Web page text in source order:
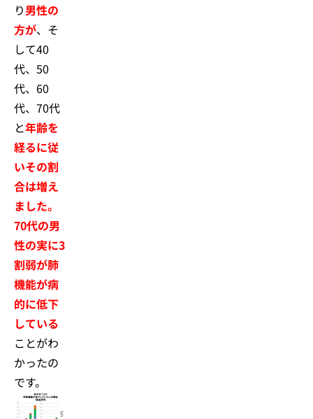
り男性の
方が、そ
して40
代、50
代、60
代、70代
と年齢を
経るに従
いその割
合は増え
ました。
70代の男
性の実に3
割弱が肺
機能が病
的に低下
している
ことがわ
かったの
です。